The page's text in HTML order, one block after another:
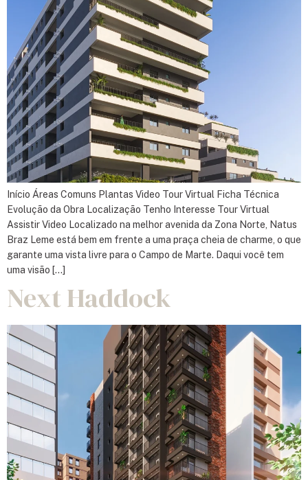
Início Áreas Comuns Plantas Video Tour Virtual Ficha Técnica
Evolução da Obra Localização Tenho Interesse Tour Virtual
Assistir Video Localizado na melhor avenida da Zona Norte, Natus
Braz Leme está bem em frente a uma praça cheia de charme, o que
garante uma vista livre para o Campo de Marte. Daqui você tem
uma visão […]
Next Haddock